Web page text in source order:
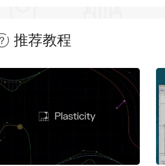
增VR漫游模式，兼容Oculus
计、城市规划、景观设计等领域
能，旨在提升设计师的工作效率
发展历程
SketchUp 最初由 @Last Software
推荐教程
暂无文章